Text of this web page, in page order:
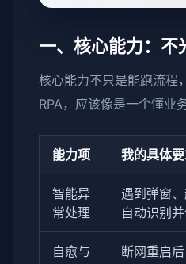
一、核心能力：不
核心能力不只是能跑流程
RPA，应该像是一个懂业
能力项 我的具体
智能异
常处理
遇到弹窗
自动识别
自愈与
断网重启